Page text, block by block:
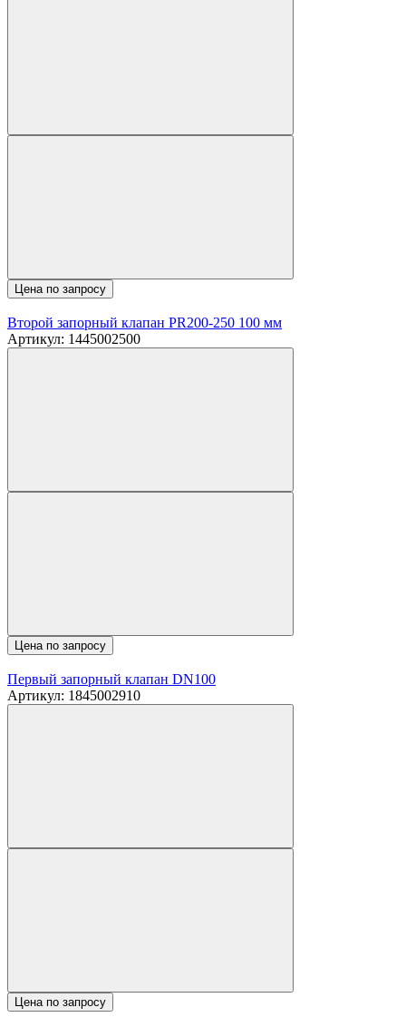
Цена по запросу
Второй запорный клапан PR200-250 100 мм
Артикул: 1445002500
Цена по запросу
Первый запорный клапан DN100
Артикул: 1845002910
Цена по запросу